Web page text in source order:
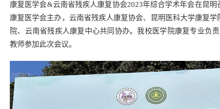
康复医学会&云南省残疾人康复协会2023年综合学术年会在昆
康复医学会主办，云南省残疾人康复协会、昆明医科大学康复
院、云南省残疾人康复中心共同协办。我校医学院康复专业负
教师参加此次会议。